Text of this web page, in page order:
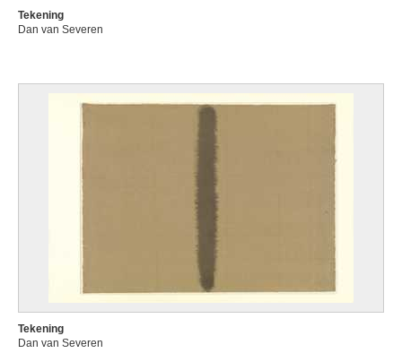
Tekening
Dan van Severen
Tekening
Dan van Severen